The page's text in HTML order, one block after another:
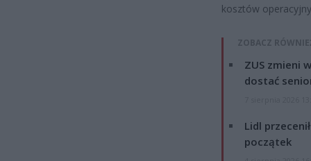
kosztów
ZOBACZ
ZUS zmieni
dostać
Lidl
początek